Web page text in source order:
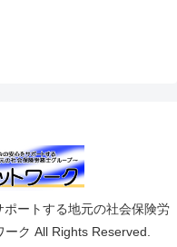
ートする地元の社会保険労
ク All Rights Reserved.